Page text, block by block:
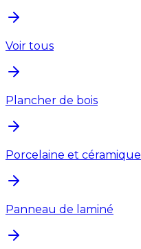
Voir tous
Plancher de bois
Porcelaine et céramique
Panneau de laminé